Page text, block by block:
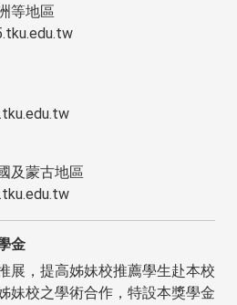
等地區
及蒙古地區
金
展，提高姊妹校推薦學生赴本校
妹校之學術合作，特設本獎學金